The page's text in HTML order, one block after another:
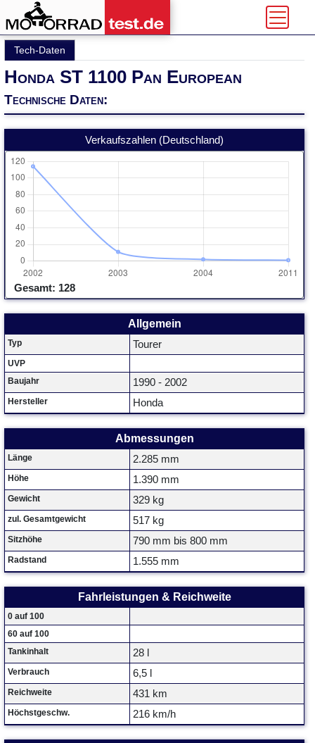
Tech-Daten
Honda ST 1100 Pan European
Technische Daten:
Verkaufszahlen (Deutschland)
Gesamt: 128
Allgemein
Typ Tourer
UVP
Baujahr
1990 - 2002
Hersteller Honda
Abmessungen
Länge 2.285 mm
Höhe 1.390 mm
Gewicht 329 kg
zul. Gesamtgewicht 517 kg
Sitzhöhe 790 mm bis 800 mm
Radstand 1.555 mm
Fahrleistungen & Reichweite
0 auf 100
60 auf 100
Tankinhalt
28 l
Verbrauch 6,5 l
Reichweite 431 km
Höchstgeschw. 216 km/h